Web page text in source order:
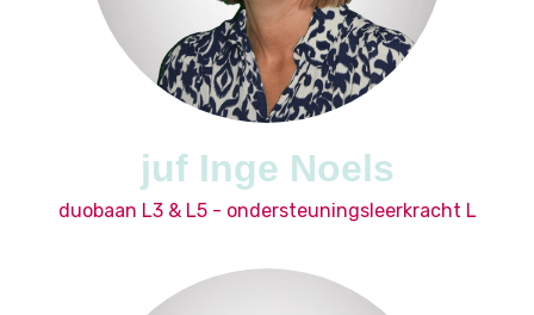
juf Inge Noels
duobaan L3 & L5 - ondersteuningsleerkracht L